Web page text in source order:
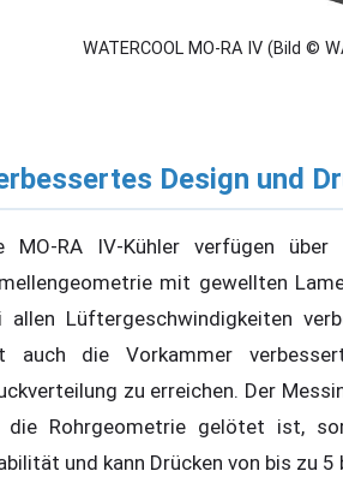
WATERCOOL MO-RA IV (Bild ©
Design und
MO-RA IV-Kühler verfügen
mit gewellten
allen Lüftergeschwindigkeiten
auch die Vorkammer
zu erreichen. Der
die Rohrgeometrie gelötet ist,
und kann Drücken von bis zu